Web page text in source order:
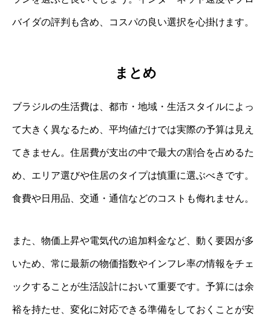
バイダの評判も含め、コスパの良い選択を心掛けます。
まとめ
ブラジルの生活費は、都市・地域・生活スタイルによっ
て大きく異なるため、平均値だけでは実際の予算は見え
てきません。住居費が支出の中で最大の割合を占めるた
め、エリア選びや住居のタイプは慎重に選ぶべきです。
食費や日用品、交通・通信などのコストも侮れません。
また、物価上昇や電気代の追加料金など、動く要因が多
いため、常に最新の物価指数やインフレ率の情報をチェ
ックすることが生活設計において重要です。予算には余
裕を持たせ、変化に対応できる準備をしておくことが安